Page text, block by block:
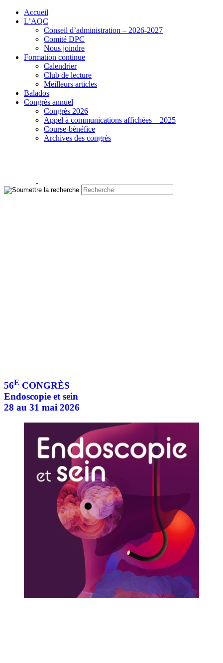
Accueil
L’AQC
Conseil d’administration – 2026-2027
Comité DPC
Nous joindre
Formation continue
Calendrier
Club de lecture
Meilleurs articles
Balados
Congrès annuel
Congrès 2026
Appel à communications affichées – 2025
Course-bénéfice
Archives des congrès
56E CONGRÈS
Endoscopie et sein
28 au 31 mai 2026